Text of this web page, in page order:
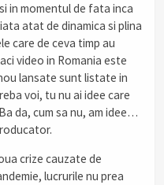
in momentul de fata inca
atat de dinamica si plina
care de ceva timp au
video in Romania este
lansate sunt listate in
voi, tu nu ai idee care
da, cum sa nu, am idee…
crize cauzate de
lucrurile nu prea